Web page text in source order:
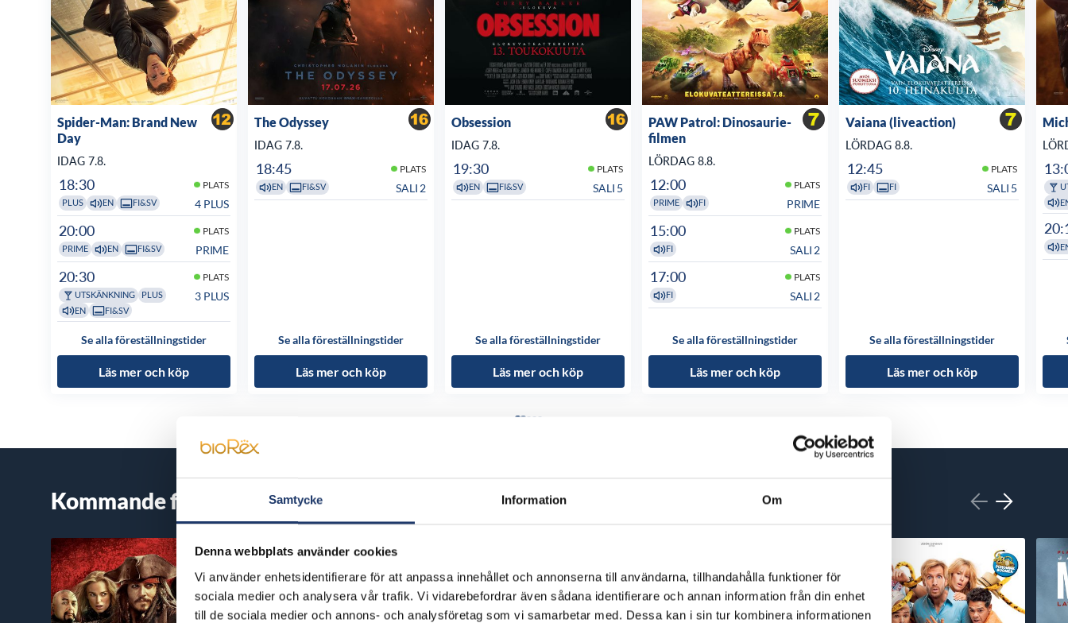
Samtycke Information Om
Denna webbplats använder cookies
Vi använder enhetsidentifierare för att anpassa innehållet och annonserna till användarna, tillhandahålla funktioner för
sociala medier och analysera vår trafik. Vi vidarebefordrar även sådana identifierare och annan information från din enhet
till de sociala medier och annons- och analysföretag som vi samarbetar med. Dessa kan i sin tur kombinera informationen
Spider-Man: Brand New
Day
IDAG 7.8.
18:30 PLATS
PLUS EN FI&SV 4 PLUS
20:00 PLATS
PRIME EN FI&SV PRIME
20:30 PLATS
UTSKÄNKNING
PLUS
EN
FI&SV
3 PLUS
Se alla föreställningstider
Läs mer och köp
The Odyssey
IDAG 7.8.
18:45 PLATS
EN FI&SV SALI 2
Se alla föreställningstider
Läs mer och köp
Obsession
IDAG 7.8.
19:30 PLATS
EN FI&SV SALI 5
Se alla föreställningstider
Läs mer och köp
PAW Patrol: Dinosaurie-
filmen
LÖRDAG 8.8.
12:00 PLATS
PRIME FI PRIME
15:00 PLATS
FI SALI 2
17:00 PLATS
FI SALI 2
Se alla föreställningstider
Läs mer och köp
Vaiana (liveaction)
LÖRDAG 8.8.
12:45 PLATS
FI FI SALI 5
Se alla föreställningstider
Läs mer och köp
Kommande filmer